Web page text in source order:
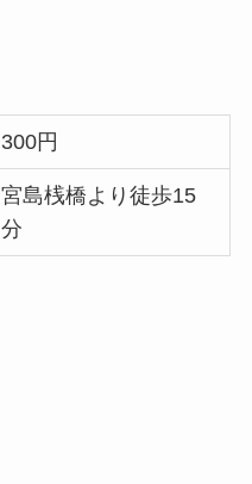
300円
宮島桟橋より徒歩15
分